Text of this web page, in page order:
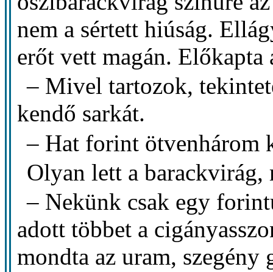
nem a sértett hiúság.
erőt vett magán.
– Mivel tartozok,
kendő sarkát.
– Hat forint ötvenhárom
Olyan lett a
– Nekünk csak egy
adott többet a
mondta az uram,